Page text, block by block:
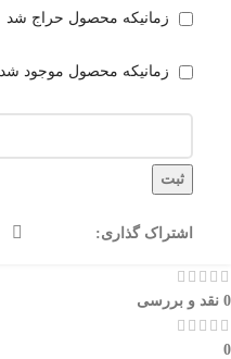
زمانیکه محصول حراج شد
زمانیکه محصول موجود شد
ثبت
اشتراک گذاری:
0 نقد و بررسی
0